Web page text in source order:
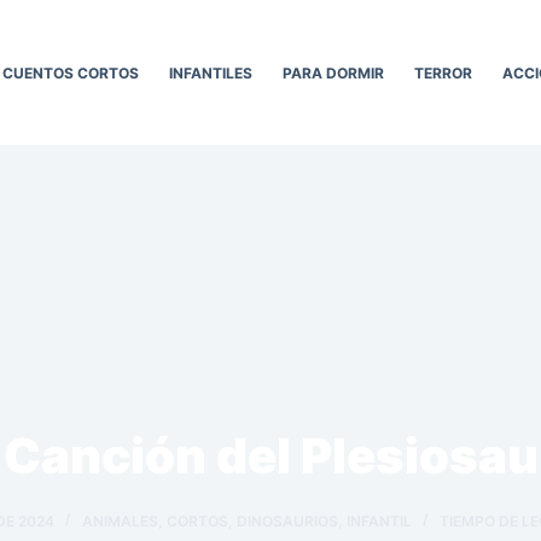
CUENTOS CORTOS INFANTILES PARA DORMIR TERROR